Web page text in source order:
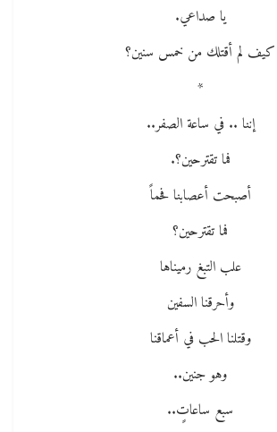
يا صداعي.
كيف لم أقتلك من خمس سنين؟
*
إننا .. في ساعة الصفر..
فما تقترحين؟.
أصبحت أعصابنا فحماً
فما تقترحين؟
علب التبغ رميناها
وأحرقنا السفين
وقتلنا الحب في أعماقنا
وهو جنين..
سبع ساعاتٍ..